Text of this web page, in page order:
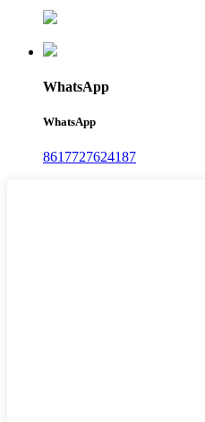
WhatsApp
WhatsApp
8617727624187